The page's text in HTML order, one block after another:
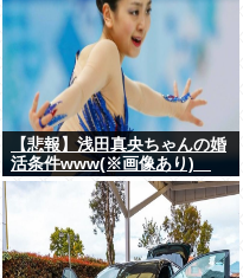
【悲報】浅田真央ちゃんの婚
活条件www(※画像あり)